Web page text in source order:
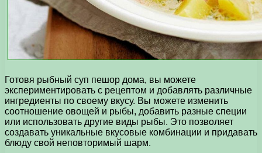
Готовя рыбный суп пешор дома, вы можете
экспериментировать с рецептом и добавлять различные
ингредиенты по своему вкусу. Вы можете изменить
соотношение овощей и рыбы, добавить разные специи
или использовать другие виды рыбы. Это позволяет
создавать уникальные вкусовые комбинации и придавать
блюду свой неповторимый шарм.